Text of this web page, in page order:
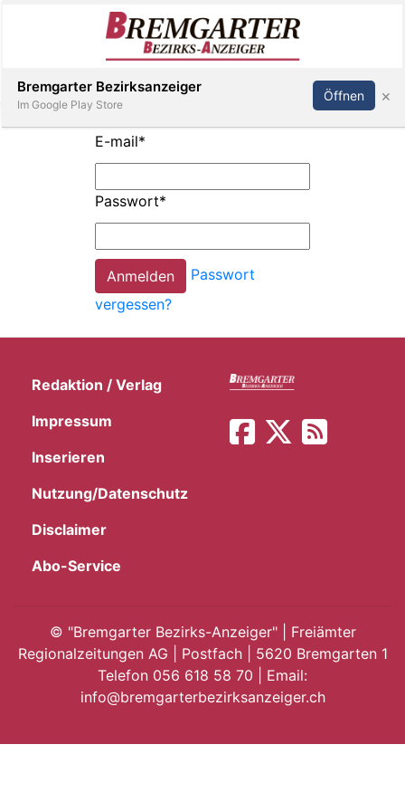
E-
App
Inserieren Abonnieren Anmelden
E-mail*
Passwort*
Passwort
vergessen?
Redaktion / Verlag
Impressum
Inserieren
Nutzung/Datenschutz
Disclaimer
Abo-Service
© "Bremgarter Bezirks-Anzeiger" | Freiämter
Regionalzeitungen AG | Postfach | 5620 Bremgarten 1
Telefon 056 618 58 70 | Email:
info@bremgarterbezirksanzeiger.ch
Bremgarter Bezirksanzeiger
Im Google Play Store
Öffnen ×